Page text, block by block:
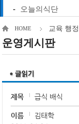
오늘의식단
HOME 교육 행정
운영게시판
제목 급식 배식
이름 김태학